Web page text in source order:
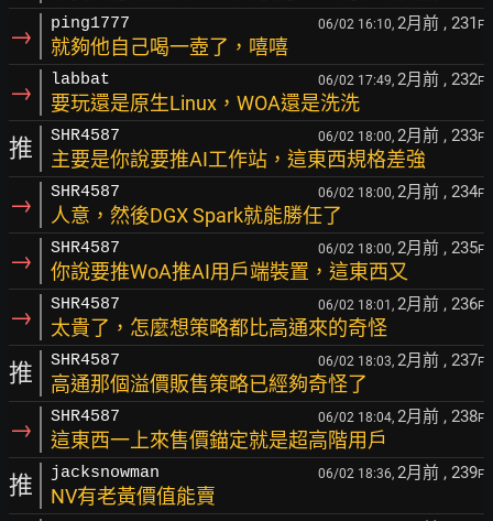
→ ping1777 06/02 16:10, 2月前 , 231 F
就夠他自己喝一壺了，嘻嘻
→ labbat 06/02 17:49, 2月前 , 232F
要玩還是原生Linux，WOA還是洗洗
推 SHR4587 06/02 18:00, 2月前 , 233F
主要是你說要推AI工作站，這東西規格差強
→ SHR4587 06/02 18:00, 2月前 , 234F
人意，然後DGX Spark就能勝任了
→ SHR4587 06/02 18:00, 2月前 , 235F
你說要推WoA推AI用戶端裝置，這東西又
→ SHR4587 06/02 18:01, 2月前 , 236F
太貴了，怎麼想策略都比高通來的奇怪
推 SHR4587 06/02 18:03, 2月前 , 237F
高通那個溢價販售策略已經夠奇怪了
→ SHR4587 06/02 18:04, 2月前 , 238F
這東西一上來售價錨定就是超高階用戶
推 jacksnowman 06/02 18:36, 2月前 , 239F
NV有老黃價值能賣